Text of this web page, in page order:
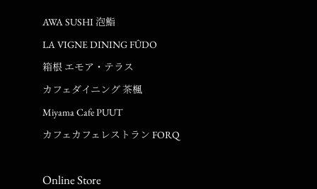
AWA SUSHI 泡鮨
LA VIGNE DINING FÛDO
箱根 エモア・テラス
カフェダイニング 茶楓
Miyama Cafe PUUT
カフェカフェレストラン FORQ
Online Store